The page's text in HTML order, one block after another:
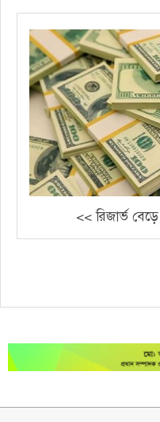
<< রিজার্ভ